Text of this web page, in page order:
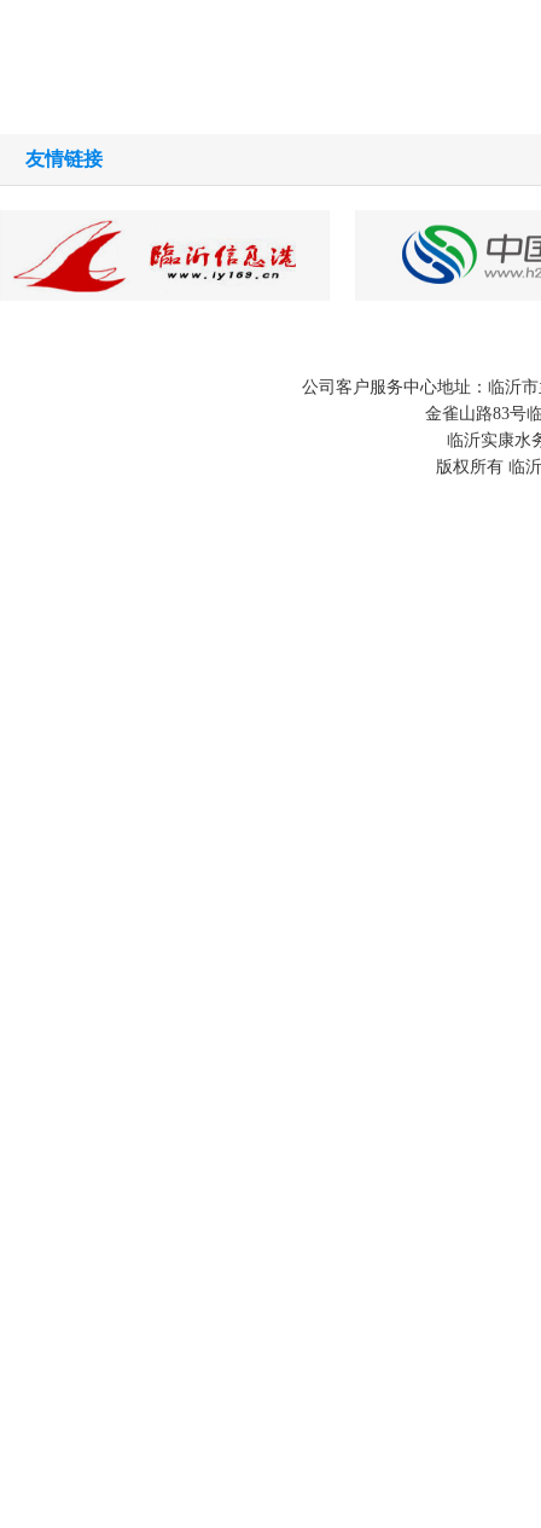
友情链接
公司客户服务中心地址：临沂
金雀山路83号
临沂实康水
版权所有 临